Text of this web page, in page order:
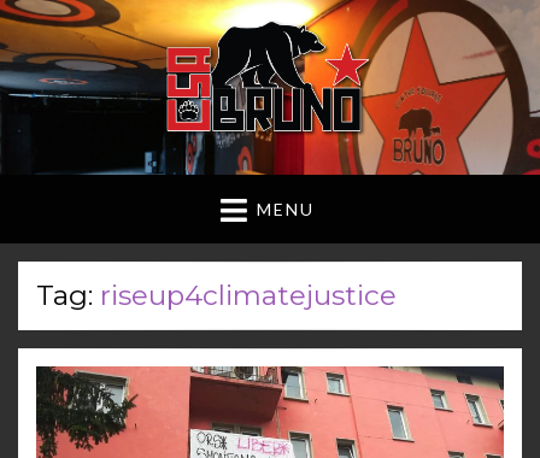
MENU
Tag: riseup4climatejustice